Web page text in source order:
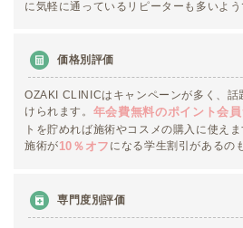
に気軽に通っているリピーターも多いよう
価格別評価
OZAKI CLINICはキャンペーンが多く、話
けられます。 年会費無料のポイント会
トを貯めれば施術やコスメの購入に使え
施術が10％オフ になる学生割引があるの
専門度別評価